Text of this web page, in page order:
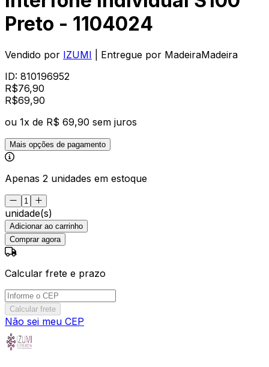
Preto - 1104024
Vendido por IZUMI | Entregue por MadeiraMadeira
ID: 810196952
R$76,90
R$69,90
ou 1x de R$ 69,90 sem juros
Mais opções de pagamento
Apenas 2 unidades em estoque
unidade(s)
Adicionar ao carrinho
Comprar agora
Calcular frete e prazo
Calcular frete
Não sei meu CEP